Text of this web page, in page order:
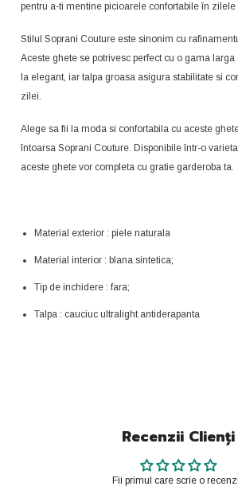
pentru a-ti mentine picioarele confortabile în zilele
Stilul Soprani Couture este sinonim cu
Aceste ghete se potrivesc perfect cu o gama larga
la elegant, iar talpa groasa asigura stabilitate si
zilei.
Alege sa fii la moda si confortabila cu aceste
întoarsa Soprani Couture. Disponibile într-o
aceste ghete vor completa cu gratie garderoba ta.
Material exterior : piele naturala
Material interior : blana sintetica;
Tip de inchidere : fara;
Talpa : cauciuc ultralight antiderapanta
Recenzii Clienți
Fii primul care scrie o